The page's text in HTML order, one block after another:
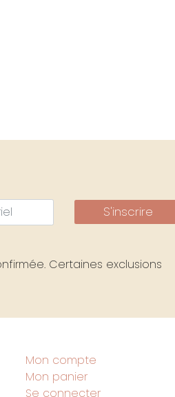
S'inscrire
Certaines exclusions
Mon compte
Mon panier
Se connecter